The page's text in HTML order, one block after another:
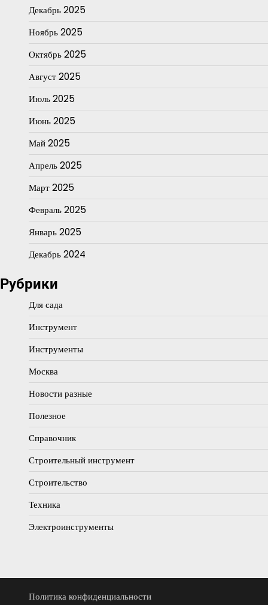
Декабрь 2025
Ноябрь 2025
Октябрь 2025
Август 2025
Июль 2025
Июнь 2025
Май 2025
Апрель 2025
Март 2025
Февраль 2025
Январь 2025
Декабрь 2024
Рубрики
Для сада
Инструмент
Инструменты
Москва
Новости разные
Полезное
Справочник
Строительный инструмент
Строительство
Техника
Электроинструменты
Политика конфиденциальности